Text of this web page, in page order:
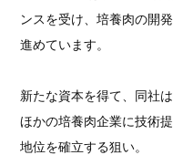
ンスを受け、培養肉の開
進めています。
新たな資本を得て、同社
ほかの培養肉企業に技術
地位を確立する狙い。